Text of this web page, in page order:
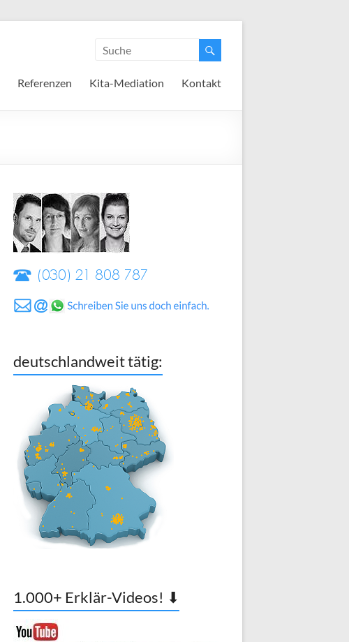
Referenzen Kita-Mediation Kontakt
deutschlandweit tätig:
1.000+ Erklär-Videos! ⬇